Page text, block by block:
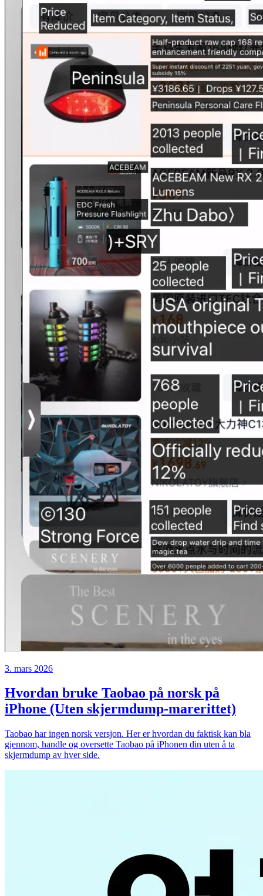
3. mars 2026
Hvordan bruke Taobao på norsk på
iPhone (Uten skjermdump-marerittet)
Taobao har ingen norsk versjon. Her er hvordan du faktisk kan bla
gjennom, handle og oversette Taobao på iPhonen din uten å ta
skjermdump av hver side.